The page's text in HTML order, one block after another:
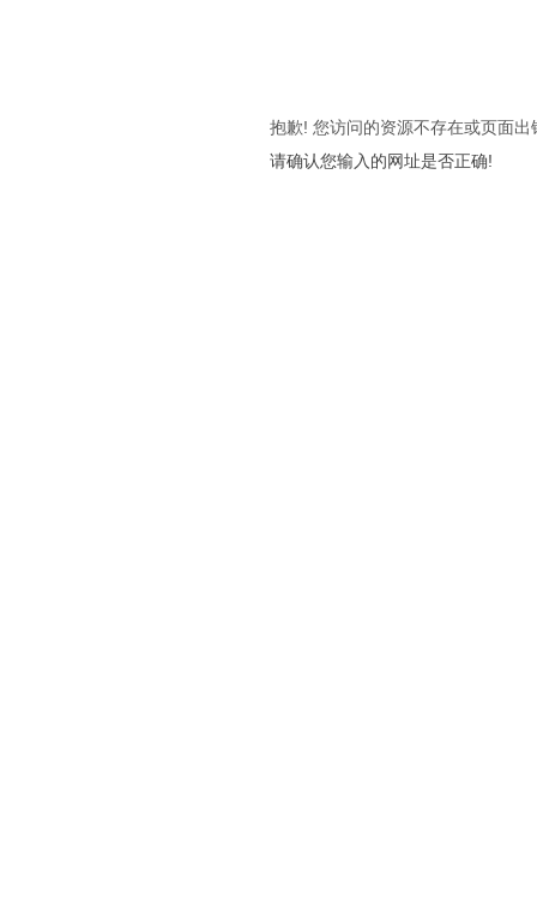
抱歉! 您访问的资源不存在或页面出
请确认您输入的网址是否正确!